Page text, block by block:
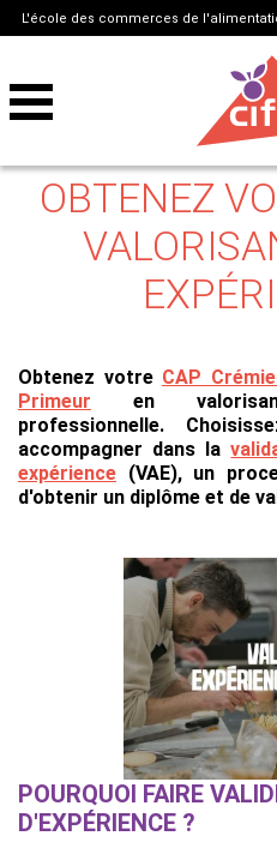
L'école des commerces de
OBTENEZ
Obtenez votre CAP
Primeur en
professionnelle.
accompagner dans la
expérience (VAE), un
d'obtenir un diplôme et de
POURQUOI FAIRE
D'EXPÉRIENCE ?